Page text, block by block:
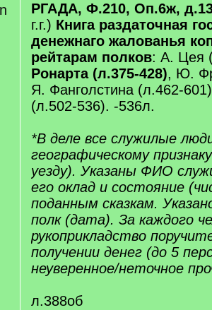
РГАДА, Ф.210, Оп.6ж,
г.г.) Книга раздаточная
денежнаго жалованья
рейтарам полков: А. Цея
Ронарта (л.375-428), Ю.
Я. Фанголстина (л.462-
(л.502-536). -536л.
*В деле все служилые
географическому
уезду). Указаны ФИО
его оклад и состояние
поданным сказкам.
полк (дата). За каждого
рукоприкладство
получении денег (до 5
неуверенное/неточное
л.388об